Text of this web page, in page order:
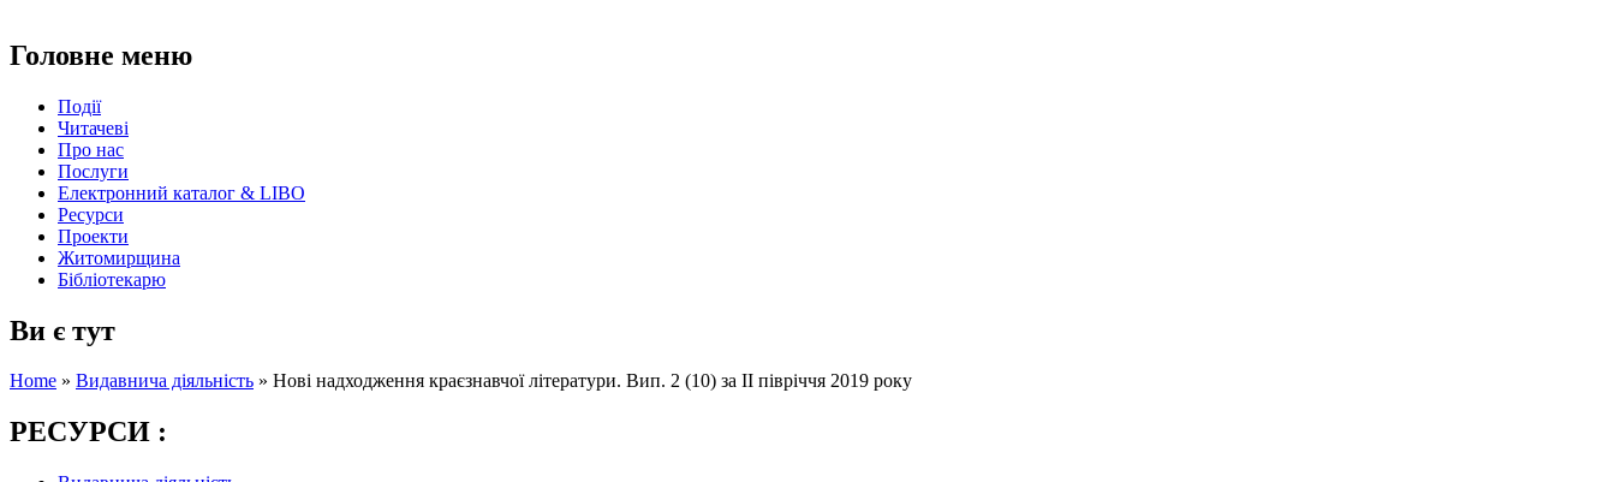
Головне меню
Події
Читачеві
Про нас
Послуги
Електронний каталог & LIBO
Ресурси
Проекти
Житомирщина
Бібліотекарю
Ви є тут
Home » Видавнича діяльність » Нові надходження краєзнавчої літератури. Вип. 2 (10) за ІІ півріччя 2019 року
РЕСУРСИ :